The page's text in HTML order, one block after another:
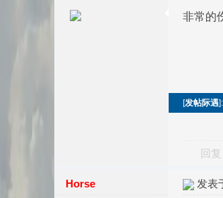
非常的
[发帖际遇
回复
Horse 发表